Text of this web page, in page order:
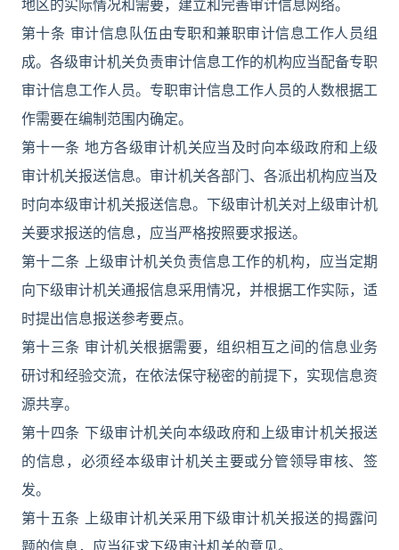
地区的实际情况和需要，建立和完善审计信息网络。
第十条 审计信息队伍由专职和兼职审计信息工作人员组
成。各级审计机关负责审计信息工作的机构应当配备专职
审计信息工作人员。专职审计信息工作人员的人数根据工
作需要在编制范围内确定。
第十一条 地方各级审计机关应当及时向本级政府和上级
审计机关报送信息。审计机关各部门、各派出机构应当及
时向本级审计机关报送信息。下级审计机关对上级审计机
关要求报送的信息，应当严格按照要求报送。
第十二条 上级审计机关负责信息工作的机构，应当定期
向下级审计机关通报信息采用情况，并根据工作实际，适
时提出信息报送参考要点。
第十三条 审计机关根据需要，组织相互之间的信息业务
研讨和经验交流，在依法保守秘密的前提下，实现信息资
源共享。
第十四条 下级审计机关向本级政府和上级审计机关报送
的信息，必须经本级审计机关主要或分管领导审核、签
发。
第十五条 上级审计机关采用下级审计机关报送的揭露问
题的信息，应当征求下级审计机关的意见。